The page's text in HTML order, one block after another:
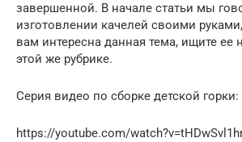
завершенной. В начале статьи мы
изготовлении качелей своими
вам интересна данная тема, ищите ее
этой же рубрике.
Серия видео по сборке детской горки:
https://youtube.com/